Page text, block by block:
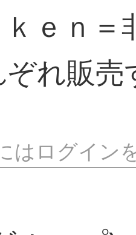
ｅｎ＝
れ販売
はログイン